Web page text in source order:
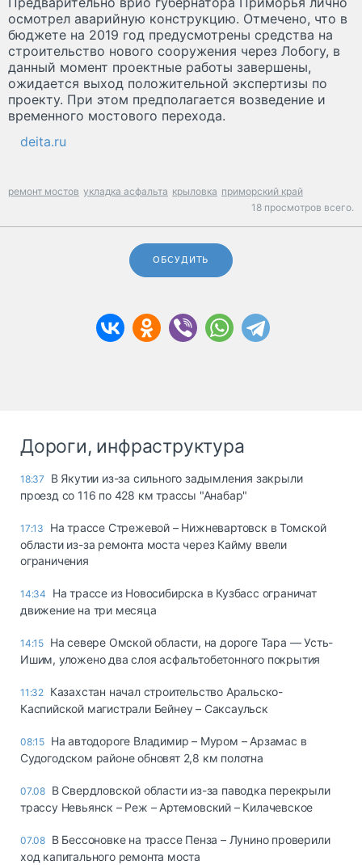
осмотрел аварийную конструкцию. Отмечено, что в
бюджете на 2019 год предусмотрены средства на
строительство нового сооружения через Лобогу, в
данный момент проектные работы завершены,
ожидается выход положительной экспертизы по
проекту. При этом предполагается возведение и
временного мостового перехода.
deita.ru
ремонт мостов укладка асфальта крыловка приморский край
18 просмотров всего.
ОБСУДИТЬ
Дороги, инфраструктура
18:37
В Якутии из-за сильного задымления закрыли
проезд со 116 по 428 км трассы "Анабар"
17:13
На трассе Стрежевой – Нижневартовск в Томской
области из-за ремонта моста через Кайму ввели
ограничения
14:34
На трассе из Новосибирска в Кузбасс ограничат
движение на три месяца
14:15 На севере Омской области, на дороге Тара — Усть-
Ишим, уложено два слоя асфальтобетонного покрытия
11:32 Казахстан начал строительство Аральско-
Каспийской магистрали Бейнеу – Саксаульск
08:15 На автодороге Владимир – Муром – Арзамас в
Судогодском районе обновят 2,8 км полотна
07.08 В Свердловской области из-за паводка перекрыли
трассу Невьянск – Реж – Артемовский – Килачевское
07.08 В Бессоновке на трассе Пенза – Лунино проверили
ход капитального ремонта моста